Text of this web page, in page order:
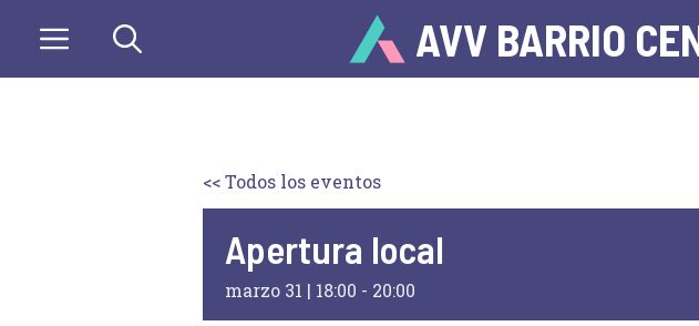
AVV BARRIO
<< Todos los eventos
Apertura local
marzo 31 | 18:00 - 20:00